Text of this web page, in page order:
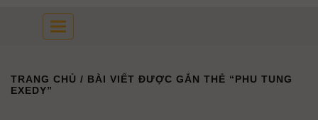
Toggle
navigation
TRANG CHỦ / BÀI VIẾT ĐƯỢC GẮN THẺ “PHU TUNG
EXEDY”